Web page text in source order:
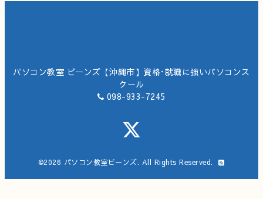
パソコン教室 ビーンズ【沖縄市】資格･就職に強いパソコンス
クール
098-933-7245
©2026 パソコン教室ビーンズ. All Rights Reserved.